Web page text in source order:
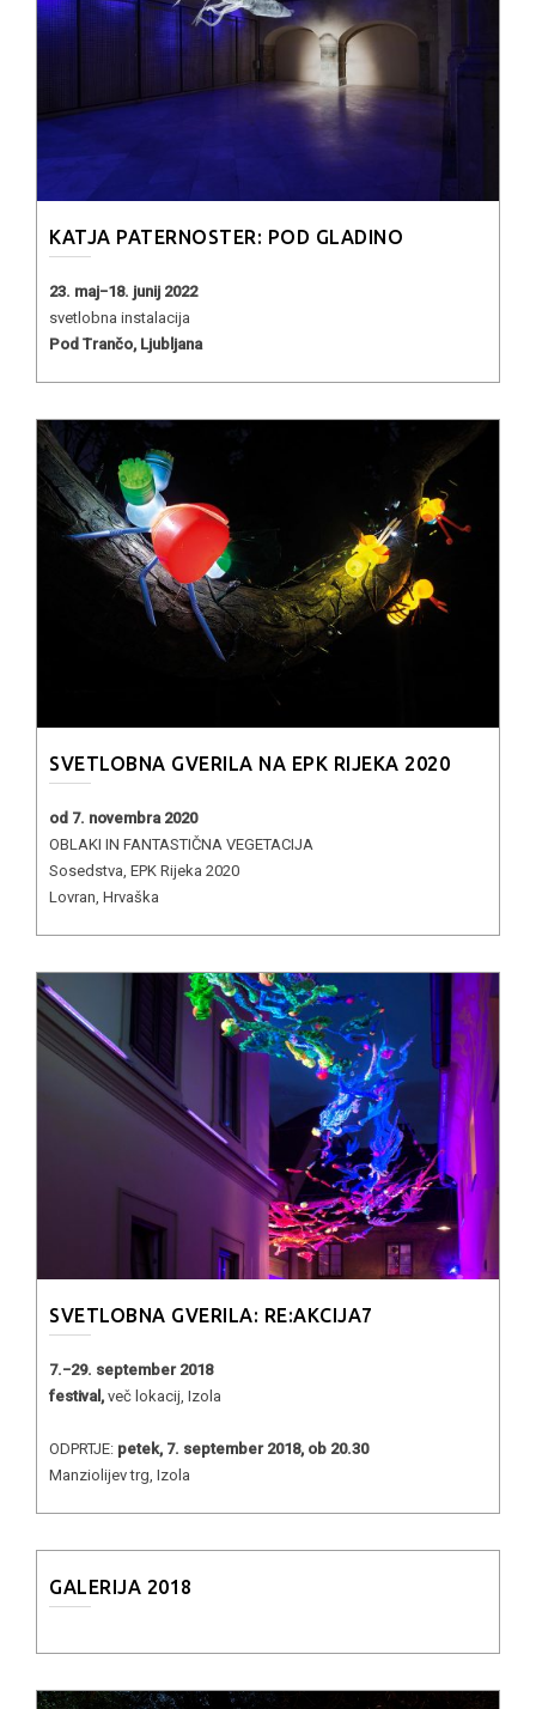
KATJA PATERNOSTER: POD GLADINO
23. maj−18. junij 2022
svetlobna instalacija
Pod Trančo, Ljubljana
SVETLOBNA GVERILA NA EPK RIJEKA 2020
od 7. novembra 2020
OBLAKI IN FANTASTIČNA VEGETACIJA
Sosedstva, EPK Rijeka 2020
Lovran, Hrvaška
SVETLOBNA GVERILA: RE:AKCIJA7
7.−29. september 2018
festival, več lokacij, Izola
ODPRTJE: petek, 7. september 2018, ob 20.30
Manziolijev trg, Izola
GALERIJA 2018